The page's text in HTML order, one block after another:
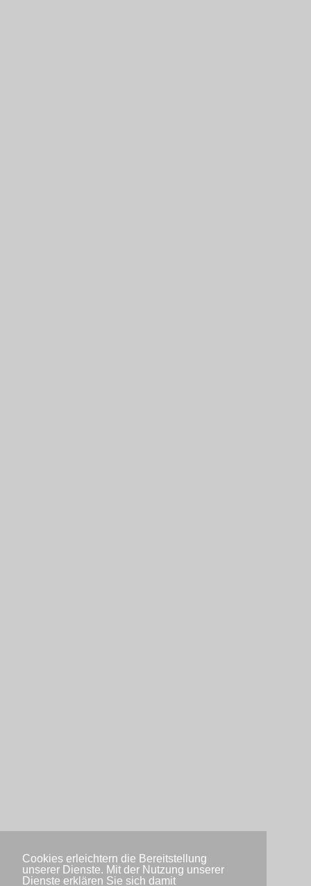
Cookies erleichtern die Bereitstellung
unserer Dienste. Mit der Nutzung unserer
Dienste erklären Sie sich damit